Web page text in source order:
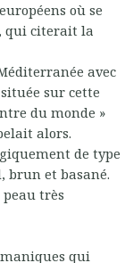
où se
qui citerait la
avec
sur cette
du monde »
alors.
de type
brun et basané.
très
qui